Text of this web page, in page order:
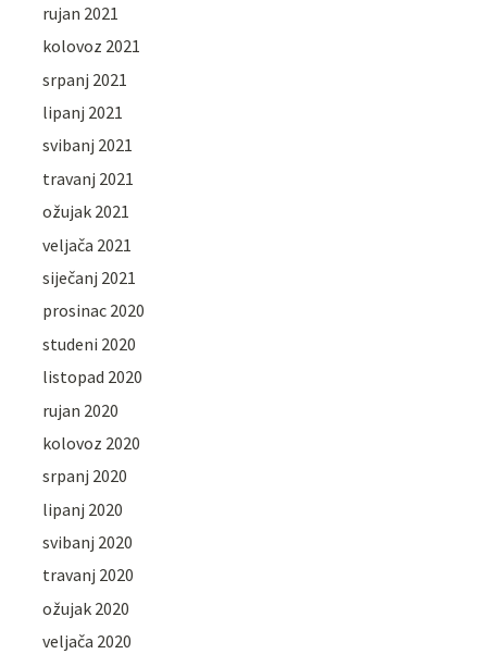
rujan 2021
kolovoz 2021
srpanj 2021
lipanj 2021
svibanj 2021
travanj 2021
ožujak 2021
veljača 2021
siječanj 2021
prosinac 2020
studeni 2020
listopad 2020
rujan 2020
kolovoz 2020
srpanj 2020
lipanj 2020
svibanj 2020
travanj 2020
ožujak 2020
veljača 2020